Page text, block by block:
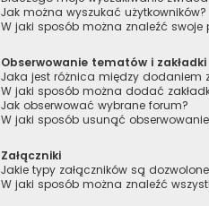
Jak można wyszukać użytkowników?
W jaki sposób można znaleźć swoje
Obserwowanie tematów i zakładki
Jaka jest różnica między dodaniem
W jaki sposób można dodać
Jak obserwować wybrane forum?
W jaki sposób usunąć
Załączniki
Jakie typy załączników są
W jaki sposób można znaleźć